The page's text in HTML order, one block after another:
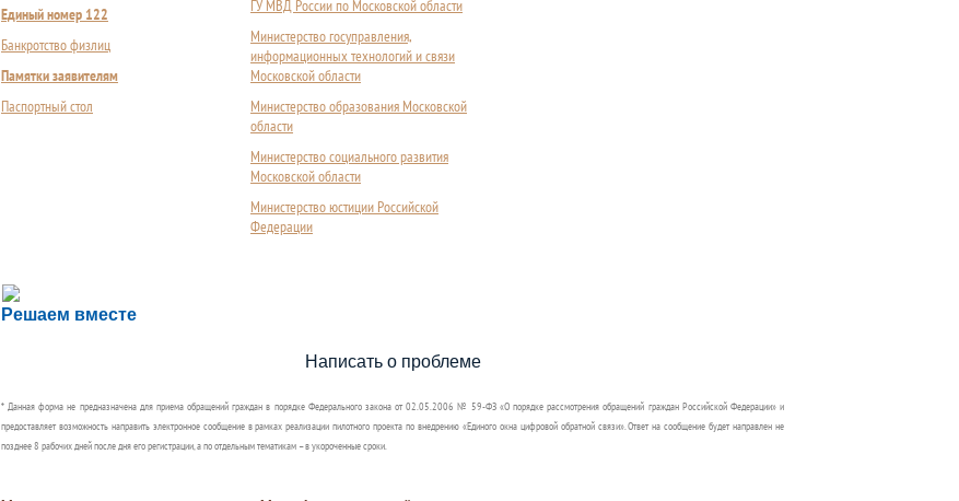
Единый номер 122
Банкротство физлиц
Памятки заявителям
Паспортный стол
ГУ МВД России по Московской области
Министерство госуправления,
информационных технологий и связи
Московской области
Министерство образования Московской
области
Министерство социального развития
Московской области
Министерство юстиции Российской
Федерации
Решаем вместе
Сложности с получением социальной выплаты или пособия?
Сообщите об этом
Написать о проблеме
* Данная форма не предназначена для приема обращений граждан в порядке Федерального закона от 02.05.2006 № 59-ФЗ «О порядке рассмотрения обращений граждан Российской Федерации» и
предоставляет возможность направить электронное сообщение в рамках реализации пилотного проекта по внедрению «Единого окна цифровой обратной связи». Ответ на сообщение будет направлен не
позднее 8 рабочих дней после дня его регистрации, а по отдельным тематикам – в укороченные сроки.